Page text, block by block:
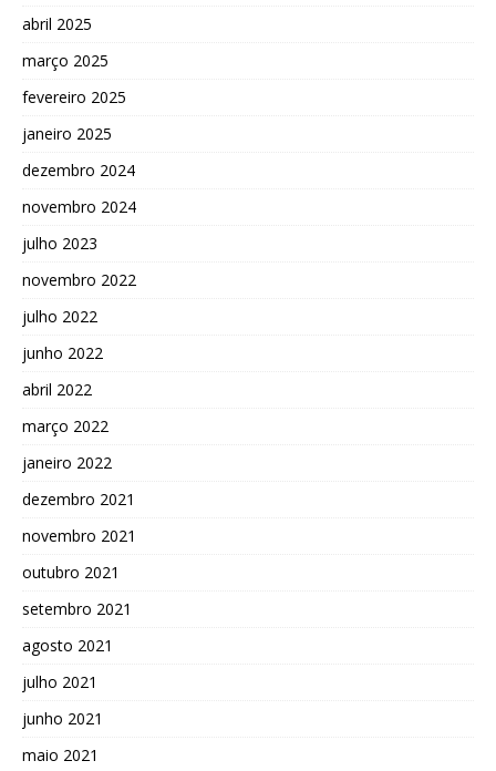
abril 2025
março 2025
fevereiro 2025
janeiro 2025
dezembro 2024
novembro 2024
julho 2023
novembro 2022
julho 2022
junho 2022
abril 2022
março 2022
janeiro 2022
dezembro 2021
novembro 2021
outubro 2021
setembro 2021
agosto 2021
julho 2021
junho 2021
maio 2021